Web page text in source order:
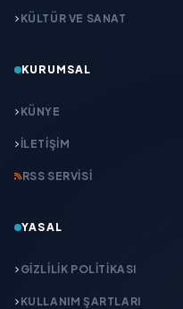
KÜLTÜR VE SANAT
KURUMSAL
KÜNYE
İLETIŞIM
RSS SERVISI
YASAL
GIZLILIK POLITIKASI
KULLANIM ŞARTLARI